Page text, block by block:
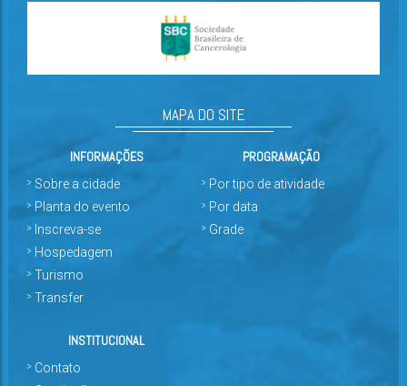
MAPA DO SITE
INFORMAÇÕES
Sobre a cidade
Planta do evento
Inscreva-se
Hospedagem
Turismo
Transfer
PROGRAMAÇÃO
Por tipo de atividade
Por data
Grade
INSTITUCIONAL
Contato